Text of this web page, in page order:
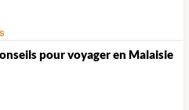
pour voyager en Malaisie